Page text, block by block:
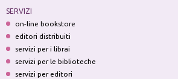
SERVIZI
on-line bookstore
editori distribuiti
servizi per i librai
servizi per le biblioteche
servizi per editori